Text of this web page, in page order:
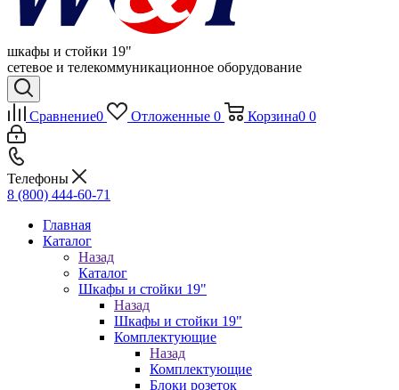
шкафы и стойки 19"
сетевое и телекоммуникационное оборудование
Сравнение0 Отложенные 0 Корзина0 0
Телефоны
8 (800) 444-60-71
Главная
Каталог
Назад
Каталог
Шкафы и стойки 19"
Назад
Шкафы и стойки 19"
Комплектующие
Назад
Комплектующие
Блоки розеток